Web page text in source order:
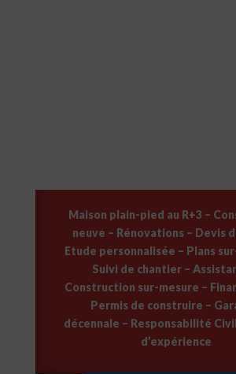
Maison plain-pied au R+3 –
neuve – Rénovations – Devis
Etude personnalisée – Plans
Suivi de chantier –
Construction sur-mesure –
Permis de construire –
décennale – Responsabilité
d’expérience